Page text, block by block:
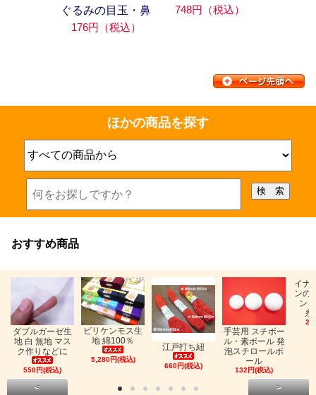
ぐるみの目玉・鼻
176円（税込）
748円（税込）
ほかの商品を探す
おすすめ商品
ダブルガーゼ生
地 白 無地 マス
ク作りなどに
550円(税込)
ビリケンモス生
地 綿100％
5,280円(税込)
江戸打ち紐
660円(税込)
手芸用 スチボー
ル・素ボール 発
泡スチロールボ
ール
132円(税込)
イナ
ンの
ン
糸
< >